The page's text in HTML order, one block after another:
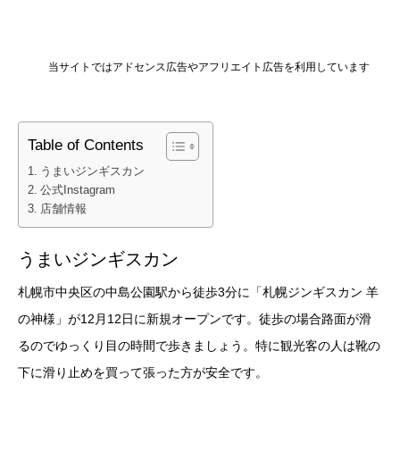
当サイトではアドセンス広告やアフリエイト広告を利用しています
Table of Contents
うまいジンギスカン
公式Instagram
店舗情報
うまいジンギスカン
札幌市中央区の中島公園駅から徒歩3分に「札幌ジンギスカン 羊
の神様」が12月12日に新規オープンです。徒歩の場合路面が滑
るのでゆっくり目の時間で歩きましょう。特に観光客の人は靴の
下に滑り止めを買って張った方が安全です。